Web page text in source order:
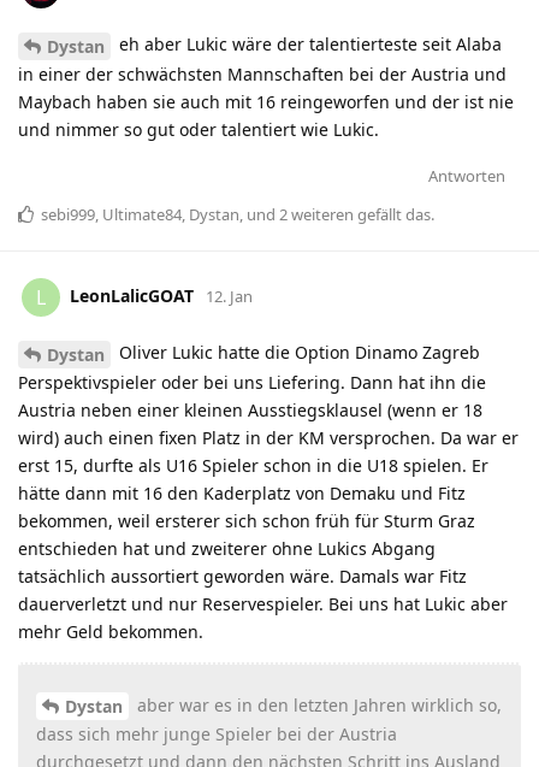
Dystan
eh aber Lukic wäre der talentierteste seit Alaba
in einer der schwächsten Mannschaften bei der Austria und
Maybach haben sie auch mit 16 reingeworfen und der ist nie
und nimmer so gut oder talentiert wie Lukic.
Antworten
sebi999, Ultimate84, Dystan, und 2weiteren gefällt das.
L LeonLalicGOAT 12. Jan
Dystan
Oliver Lukic hatte die Option Dinamo Zagreb
Perspektivspieler oder bei uns Liefering. Dann hat ihn die
Austria neben einer kleinen Ausstiegsklausel (wenn er 18
wird) auch einen fixen Platz in der KM versprochen. Da war er
erst 15, durfte als U16 Spieler schon in die U18 spielen. Er
hätte dann mit 16 den Kaderplatz von Demaku und Fitz
bekommen, weil ersterer sich schon früh für Sturm Graz
entschieden hat und zweiterer ohne Lukics Abgang
tatsächlich aussortiert geworden wäre. Damals war Fitz
dauerverletzt und nur Reservespieler. Bei uns hat Lukic aber
mehr Geld bekommen.
Dystan
aber war es in den letzten Jahren wirklich so,
dass sich mehr junge Spieler bei der Austria
durchgesetzt und dann den nächsten Schritt ins Ausland